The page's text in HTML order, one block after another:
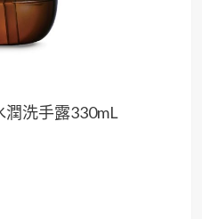
潤洗手露330mL